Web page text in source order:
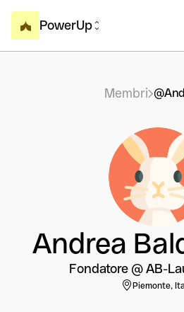
PowerUp
Membri
Andrea
Fondatore @ AB-
Piemonte,